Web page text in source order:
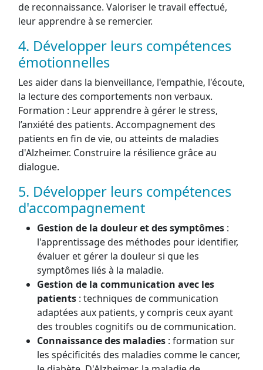
de reconnaissance. Valoriser le travail effectué,
leur apprendre à se remercier.
4. Développer leurs compétences
émotionnelles
Les aider dans la bienveillance, l'empathie, l'écoute,
la lecture des comportements non verbaux.
Formation : Leur apprendre à gérer le stress,
l’anxiété des patients. Accompagnement des
patients en fin de vie, ou atteints de maladies
d'Alzheimer. Construire la résilience grâce au
dialogue.
5. Développer leurs compétences
d'accompagnement
Gestion de la douleur et des symptômes:
l'apprentissage des méthodes pour identifier,
évaluer et gérer la douleur si que les
symptômes liés à la maladie.
Gestion de la communication avec les
patients: techniques de communication
adaptées aux patients, y compris ceux ayant
des troubles cognitifs ou de communication.
Connaissance des maladies: formation sur
les spécificités des maladies comme le cancer,